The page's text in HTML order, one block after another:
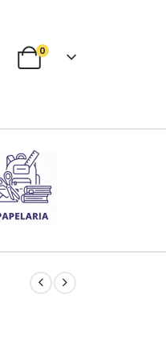
0